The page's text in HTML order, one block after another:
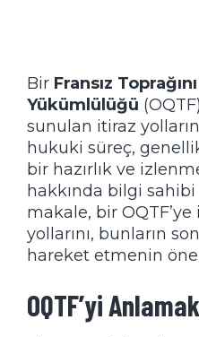
Bir Fransız
Yükümlülüğü
sunulan itiraz
hukuki süreç,
bir hazırlık ve
hakkında bilgi
makale, bir
yollarını, bunların
hareket etmenin
OQTF’yi Anlamak